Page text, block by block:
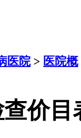
医院> 医院概
价目